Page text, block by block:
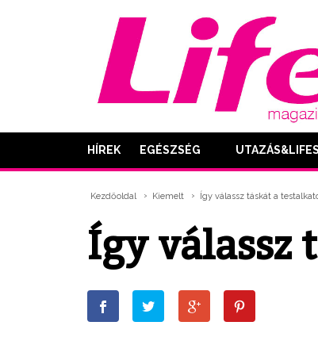
HÍREK EGÉSZSÉG
Kezdőoldal Kiemelt Így válassz táskát a
Így válassz